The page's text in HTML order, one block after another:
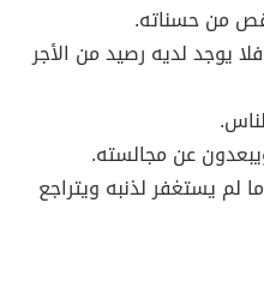
من حسناته.
يوجد لديه رصيد من الأجر
عن مجالسته.
لم يستغفر لذنبه ويتراجع